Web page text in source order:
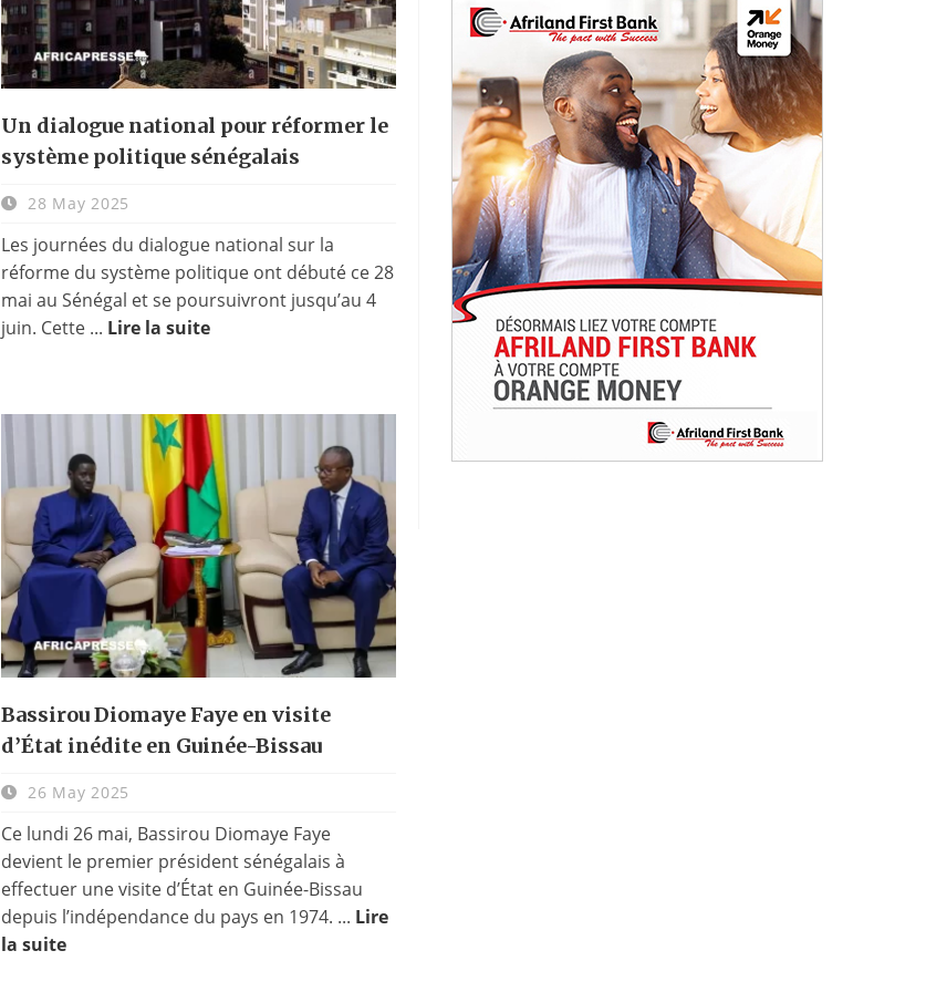
Un dialogue national pour réformer le
système politique sénégalais
28 May 2025
Les journées du dialogue national sur la
réforme du système politique ont débuté ce 28
mai au Sénégal et se poursuivront jusqu’au 4
juin. Cette ... Lire la suite
Bassirou Diomaye Faye en visite
d’État inédite en Guinée-Bissau
26 May 2025
Ce lundi 26 mai, Bassirou Diomaye Faye
devient le premier président sénégalais à
effectuer une visite d’État en Guinée-Bissau
depuis l’indépendance du pays en 1974. ... Lire
la suite